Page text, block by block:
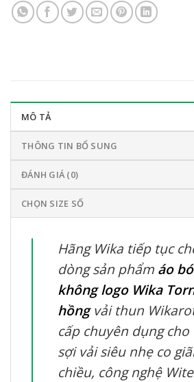
MÔ TẢ
THÔNG TIN BỔ SUNG
ĐÁNH GIÁ (0)
CHỌN SIZE SỐ
Hãng Wika tiếp tục
dòng sản phẩm áo
không logo Wika
hồngvải thun
cấp chuyên dụng
sợi vải siêu nhẹ co
chiều, công nghệ